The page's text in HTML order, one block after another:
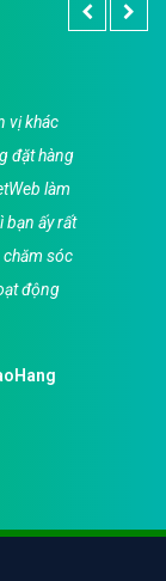
vị khác
đặt hàng
làm
bạn ấy rất
chăm sóc
động